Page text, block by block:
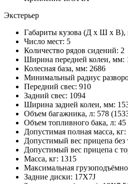
Экстерьер
Габариты кузова (Д x Ш x В),
Число мест: 5
Количество рядов сидений: 2
Ширина передней колеи, мм:
Колесная база, мм: 2686
Минимальный радиус
Передний свес: 910
Задний свес: 1094
Ширина задней колеи, мм:
Объем багажника, л: 578
Объем топливного бака, л: 45
Допустимая полная масса, кг:
Допустимый вес прицепа без
Допустимый вес прицепа с
Масса, кг: 1315
Максимальная
Задние диски: 17X7J